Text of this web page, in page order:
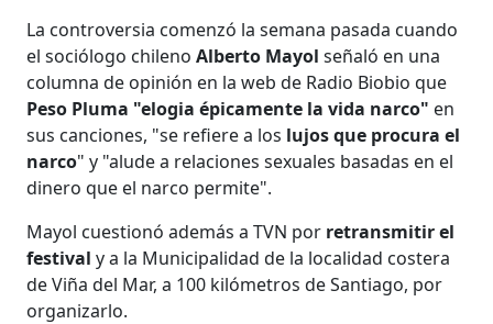
La controversia comenzó la semana pasada cuando
el sociólogo chilenoAlberto Mayolseñaló en una
columna de opinión en la web de Radio Biobio que
Peso Pluma "elogia épicamente la vida narco" en
sus canciones, "se refiere a los lujos que procura el
narco" y "alude a relaciones sexuales basadas en el
dinero que el narco permite".
Mayol cuestionó además a TVN por retransmitir el
festival y a la Municipalidad de la localidad costera
de Viña del Mar, a 100 kilómetros de Santiago, por
organizarlo.